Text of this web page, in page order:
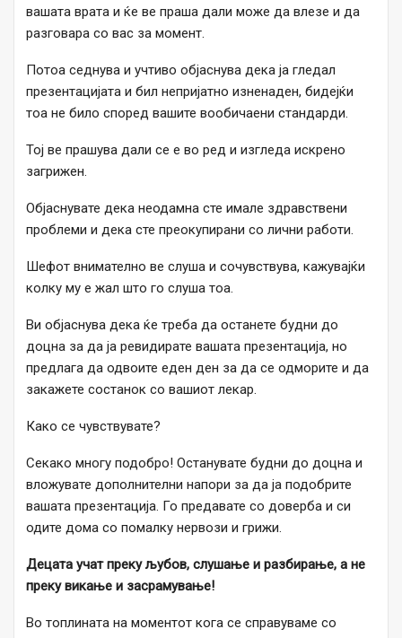
вашата врата и ќе ве праша дали може да влезе и да
разговара со вас за момент.
Потоа седнува и учтиво објаснува дека ја гледал
презентацијата и бил непријатно изненаден, бидејќи
тоа не било според вашите вообичаени стандарди.
Тој ве прашува дали се е во ред и изгледа искрено
загрижен.
Објаснувате дека неодамна сте имале здравствени
проблеми и дека сте преокупирани со лични работи.
Шефот внимателно ве слуша и сочувствува, кажувајќи
колку му е жал што го слуша тоа.
Ви објаснува дека ќе треба да останете будни до
доцна за да ја ревидирате вашата презентација, но
предлага да одвоите еден ден за да се одморите и да
закажете состанок со вашиот лекар.
Како се чувствувате?
Секако многу подобро! Останувате будни до доцна и
вложувате дополнителни напори за да ја подобрите
вашата презентација. Го предавате со доверба и си
одите дома со помалку нервози и грижи.
Децата учат преку љубов, слушање и разбирање, а не
преку викање и засрамување!
Во топлината на моментот кога се справуваме со